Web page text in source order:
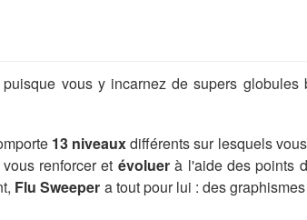
vous y incarnez de supers
13 niveauxdifférents sur lesquels
renforcer et évoluerà l'aide des points
Flu Sweeper a tout pour lui : des